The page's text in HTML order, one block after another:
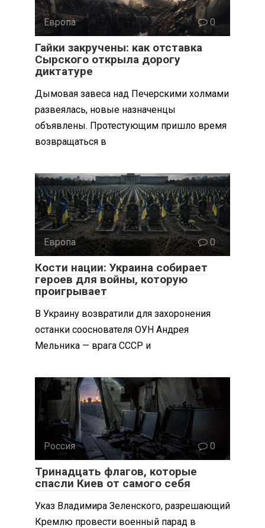
Европа 0
Гайки закручены: как отставка
Сырского открыла дорогу
диктатуре
Дымовая завеса над Печерскими холмами
развеялась, новые назначенцы
объявлены. Протестующим пришло время
возвращаться в
Европа 0
Кости нации: Украина собирает
героев для войны, которую
проигрывает
В Украину возвратили для захоронения
останки сооснователя ОУН Андрея
Мельника — врага СССР и
Россия 0
Тринадцать флагов, которые
спасли Киев от самого себя
Указ Владимира Зеленского, разрешающий
Кремлю провести военный парад в